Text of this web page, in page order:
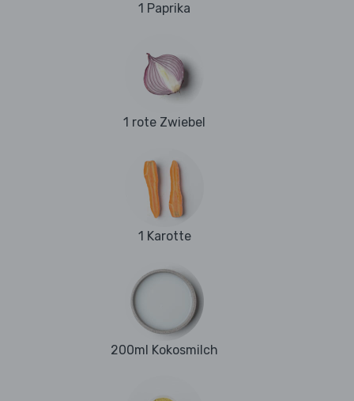
1 Paprika
1 rote Zwiebel
1 Karotte
200ml Kokosmilch